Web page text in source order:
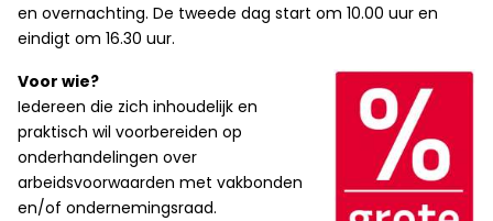
en overnachting. De tweede dag start om 10.00 uur en
eindigt om 16.30 uur.
Voor wie?
Iedereen die zich inhoudelijk en
praktisch wil voorbereiden op
onderhandelingen over
arbeidsvoorwaarden met vakbonden
en/of ondernemingsraad.